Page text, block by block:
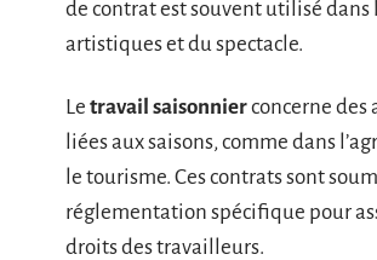
de contrat est souvent utilisé dans
artistiques et du spectacle.
Le travail saisonnierconcerne des
liées aux saisons, comme dans
le tourisme. Ces contrats sont
réglementation spécifique pour
droits des travailleurs.